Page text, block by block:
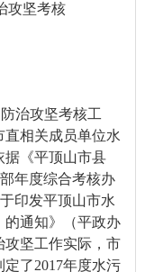
攻坚考核
治攻坚考核工
相关成员单位水
据 《平顶山市县
年度综合考核办
印发平顶山市水
的通知》（平政办
攻坚工作实际，市
了2017年度水污